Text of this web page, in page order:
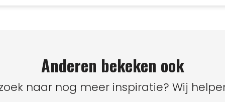
Anderen bekeken ook
naar nog meer inspiratie? Wij